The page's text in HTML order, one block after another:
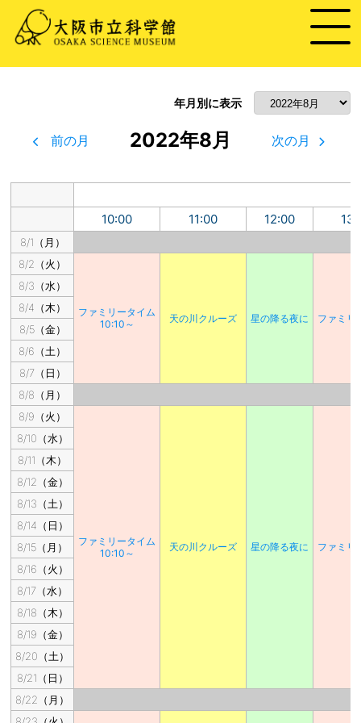
年月別に表示
前の月 2022年8月 次の月
10:00 11:00 12:00
8/1（月）
8/2（火）
ファミリータイム
10:10～
天の川クルーズ 星の降る夜に ファミリ
8/3（水）
8/4（木）
8/5（金）
8/6（土）
8/7（日）
8/8（月）
8/9（火）
ファミリータイム
10:10～
天の川クルーズ 星の降る夜に ファミリ
8/10（水）
8/11（木）
8/12（金）
8/13（土）
8/14（日）
8/15（月）
8/16（火）
8/17（水）
8/18（木）
8/19（金）
8/20（土）
8/21（日）
8/22（月）